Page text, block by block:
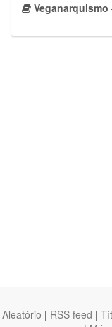
Veganarquismo
Aleatório | RSS feed |